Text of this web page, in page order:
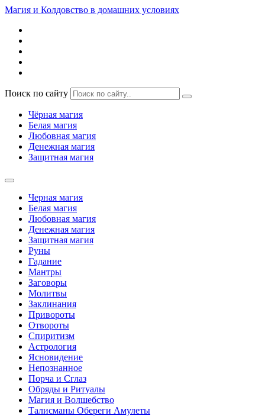
Магия и Колдовство в домашних условиях
Поиск по сайту
Чёрная магия
Белая магия
Любовная магия
Денежная магия
Защитная магия
Черная магия
Белая магия
Любовная магия
Денежная магия
Защитная магия
Руны
Гадание
Мантры
Заговоры
Молитвы
Заклинания
Привороты
Отвороты
Спиритизм
Астрология
Ясновидение
Непознанное
Порча и Сглаз
Обряды и Ритуалы
Магия и Волшебство
Талисманы Обереги Амулеты